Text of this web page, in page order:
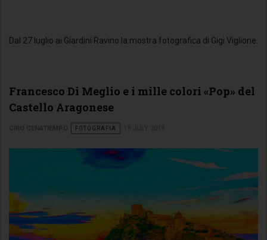
Dal 27 luglio ai Giardini Ravino la mostra fotografica di Gigi Viglione.
Francesco Di Meglio e i mille colori «Pop» del
Castello Aragonese
FOTOGRAFIA